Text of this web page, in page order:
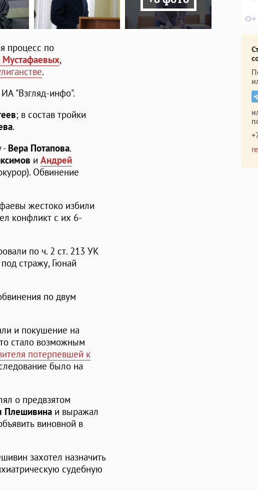
процесс по
Мустафаевых,
.
"Взгляд-инфо".
; в состав тройки
.
- Вера Потапова.
и Андрей
Обвинение
жестоко избили
конфликт с их 6-
по ч. 2 ст. 213 УК
стражу, Гюнай
по двум
и покушение на
стало возможным
потерпевшей к
было на
о предвзятом
Плешивина и выражал
виновной в
захотел назначить
судебную